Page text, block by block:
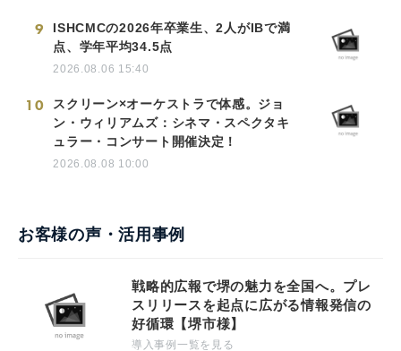
9
ISHCMCの2026年卒業生、2人がIBで満
点、学年平均34.5点
2026.08.06 15:40
10
スクリーン×オーケストラで体感。ジョ
ン・ウィリアムズ：シネマ・スペクタキ
ュラー・コンサート開催決定！
2026.08.08 10:00
お客様の声・活用事例
戦略的広報で堺の魅力を全国へ。プレ
スリリースを起点に広がる情報発信の
好循環【堺市様】
導入事例一覧を見る